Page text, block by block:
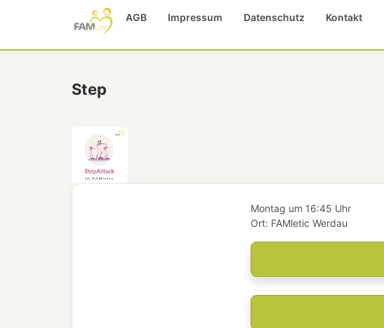
AGB Impressum Datenschutz Kontakt
Step
Montag um 16:45 Uhr
Ort: FAMletic Werdau